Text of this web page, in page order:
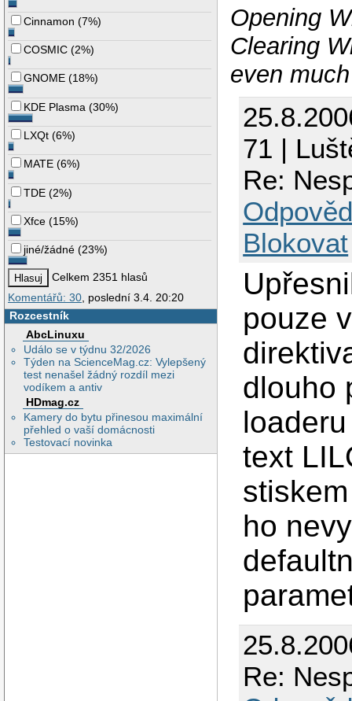
Cinnamon (7%)
COSMIC (2%)
GNOME (18%)
KDE Plasma (30%)
LXQt (6%)
MATE (6%)
TDE (2%)
Xfce (15%)
jiné/žádné (23%)
Celkem 2351 hlasů
Komentářů: 30 , poslední 3.4. 20:20
Rozcestník
AbcLinuxu
Událo se v týdnu 32/2026
Týden na ScienceMag.cz: Vylepšený
test nenašel žádný rozdíl mezi
vodíkem a antiv
HDmag.cz
Kamery do bytu přinesou maximální
přehled o vaší domácnosti
Testovací novinka
Opening
Clearing
even
71 |
Re:
Blokovat
pouze
dlouho
text
ho
Re: